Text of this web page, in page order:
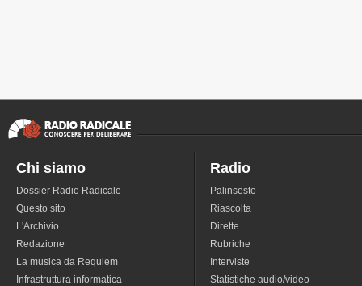
Chi siamo
Dossier Radio Radicale
Questo sito
L'Archivio
Redazione
La musica da Requiem
Infrastruttura informatica
Radio
Palinsesto
Riascolta
Dirette
Rubriche
Interviste
Statistiche audio/video